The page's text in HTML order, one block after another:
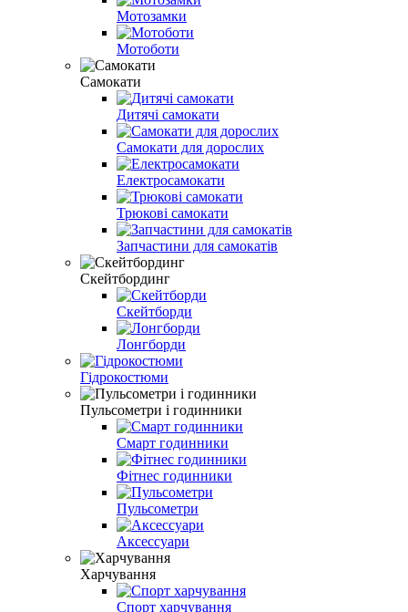
Мотозамки
Мотоботи
Самокати
Дитячі самокати
Самокати для дорослих
Електросамокати
Трюкові самокати
Запчастини для самокатів
Скейтбординг
Скейтборди
Лонгборди
Гідрокостюми
Пульсометри і годинники
Смарт годинники
Фітнес годинники
Пульсометри
Аксессуари
Харчування
Спорт харчування